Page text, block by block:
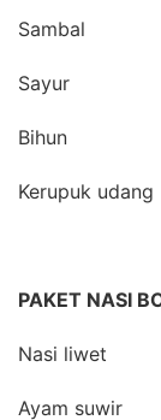
Sambal
Sayur
Bihun
Kerupuk udang
PAKET NASI
Nasi liwet
Ayam suwir